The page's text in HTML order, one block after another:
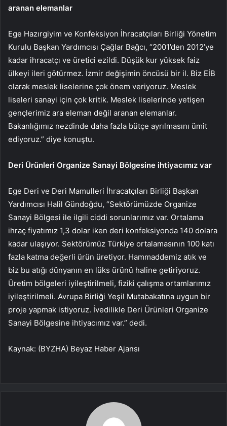
aranan elemanlar
Ege Hazırgiyim ve Konfeksiyon İhracatçıları Birliği Yönetim
Kurulu Başkan Yardımcısı Çağlar Bağcı, “2001’den 2012’ye
kadar ihracatçı ve üretici ezildi. Düşük kur yüksek faiz
ülkeyi ileri götürmez. İzmir değişimin öncüsü bir il. Biz EİB
olarak meslek liselerine çok önem veriyoruz. Meslek
liseleri sanayi için çok kritik. Meslek liselerinde yetişen
gençlerimiz ara eleman değil aranan elemanlar.
Bakanlığımız nezdinde daha fazla bütçe ayrılmasını ümit
ediyoruz.” diye konuştu.
Deri Ürünleri Organize Sanayi Bölgesine ihtiyacımız var
Ege Deri ve Deri Mamulleri İhracatçıları Birliği Başkan
Yardımcısı Halil Gündoğdu, “Sektörümüzde Organize
Sanayi Bölgesi ile ilgili ciddi sorunlarımız var. Ortalama
ihraç fiyatımız 1,3 dolar iken deri konfeksiyonda 140 dolara
kadar ulaşıyor. Sektörümüz Türkiye ortalamasının 100 katı
fazla katma değerli ürün üretiyor. Hammaddemiz atık ve
biz bu atığı dünyanın en lüks ürünü haline getiriyoruz.
Üretim bölgeleri iyileştirilmeli, fiziki çalışma ortamlarımız
iyileştirilmeli. Avrupa Birliği Yeşil Mutabakatına uygun bir
proje yapmak istiyoruz. İvedilikle Deri Ürünleri Organize
Sanayi Bölgesine ihtiyacımız var.” dedi.
Kaynak: (BYZHA) Beyaz Haber Ajansı